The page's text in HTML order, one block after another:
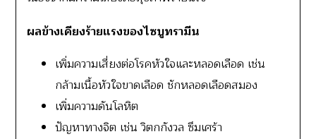
ผลข้างเคียงร้ายแรงของไซบูทรามีน
เพิ่มความเสี่ยงต่อโรคหัวใจและหลอดเลือด เช่น
กล้ามเนื้อหัวใจขาดเลือด ชักหลอดเลือดสมอง
เพิ่มความดันโลหิต
ปัญหาทางจิต เช่น วิตกกังวล ซึมเศร้า